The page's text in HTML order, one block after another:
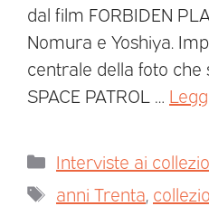
dal film FORBIDEN
Nomura e Yoshiya.
centrale della foto che
SPACE PATROL …
Interviste ai
anni Trenta